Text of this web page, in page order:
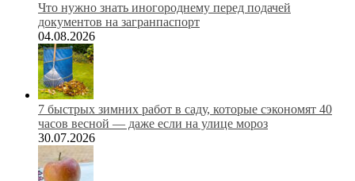
Что нужно знать иногороднему перед подачей
документов на загранпаспорт
04.08.2026
7 быстрых зимних работ в саду, которые сэкономят 40
часов весной — даже если на улице мороз
30.07.2026